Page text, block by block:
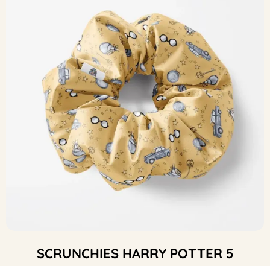
SCRUNCHIES HARRY POTTER 5